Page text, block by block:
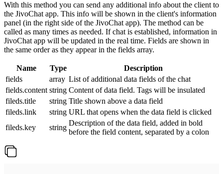
With this method you can send any additional info about the client to
the JivoChat app. This info will be shown in the client's information
panel (in the right side of the JivoChat app). The method can be
called as many times as needed. If chat is established, information in
JivoChat app will be updated in the real time. Fields are shown in
the same order as they appear in the fields array.
Name Type
Description
fields
array List of additional data fields of the chat
fields.content string Content of data field. Tags will be insulated
fileds.title
string Title shown above a data field
fileds.link
string URL that opens when the data field is clicked
fileds.key
string
Description of the data field, added in bold
before the field content, separated by a colon